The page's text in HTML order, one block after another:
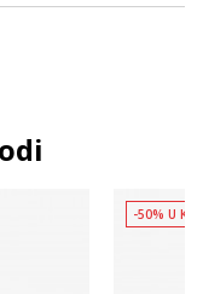
-50% U